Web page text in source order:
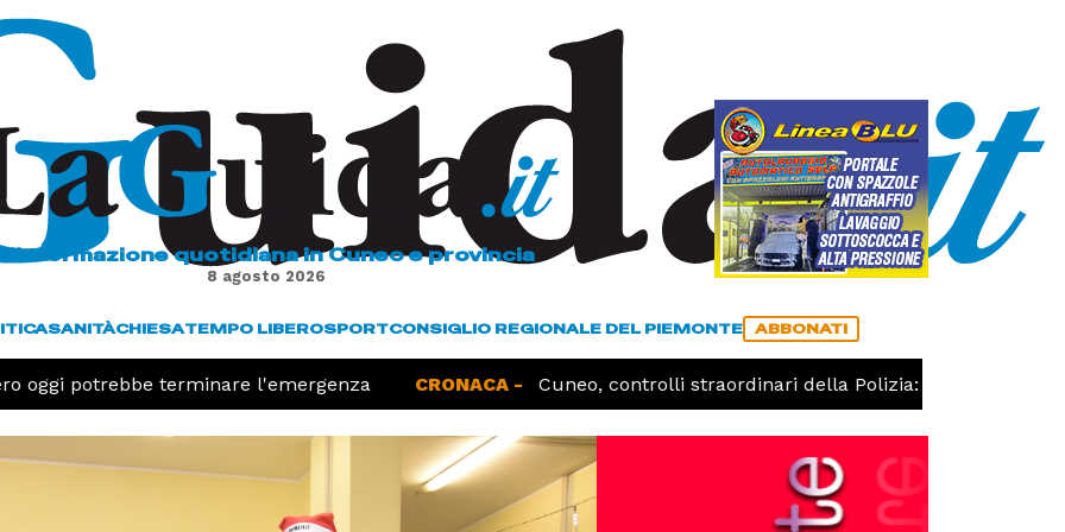
L'informazione quotidiana in Cuneo e provincia
8 agosto 2026
SANITÀCHIESATEMPO LIBEROSPORTCONSIGLIO REGIONALE DEL PIEMONTE ABBONATI
potrebbe terminare l'emergenza CRONACA - Cuneo, controlli straordinari della Polizia: 187 persone